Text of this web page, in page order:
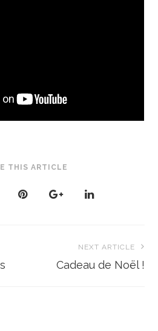
THIS ARTICLE
NEXT ARTICLE
Cadeau de Noël !